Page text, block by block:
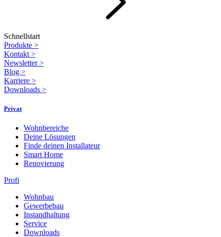
Schnellstart
Produkte >
Kontakt >
Newsletter>
Blog >
Karriere >
Downloads >
Privat
Wohnbereiche
Deine Lösungen
Finde deinen Installateur
Smart Home
Renovierung
Profi
Wohnbau
Gewerbebau
Instandhaltung
Service
Downloads